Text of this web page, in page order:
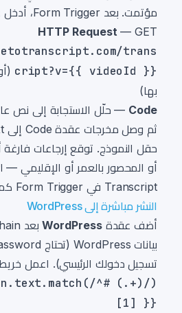
مؤتمت. بعد Form Trigger، أدخل عقدتين:
HTTP Request — GET
trans
cript?v={{ videoId }}
بها)
Code — حلّل الاستجابة إلى نص
حقل النموذج. توقع إرجاعات فارغة
أو المحصور بالعمر أو الإقليمي
Transcript في Form Trigger كمدخل احتياطي.
النشر مباشرة إلى WordPress
أضف عقدةWordPress
تسجيل دخولك الرئيسي). اعمل
^# (.+)/)
[1] }}